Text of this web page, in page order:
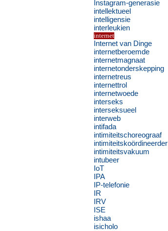
Instagram-generasie
intellektueel
intelligensie
interleukien
internet
Internet van Dinge
internetberoemde
internetmagnaat
internetonderskepping
internetreus
internettrol
internetwoede
interseks
interseksueel
interweb
intifada
intimiteitschoreograaf
intimiteitskoördineerder
intimiteitsvakuum
intubeer
IoT
IPA
IP-telefonie
IR
IRV
ISE
ishaa
isicholo